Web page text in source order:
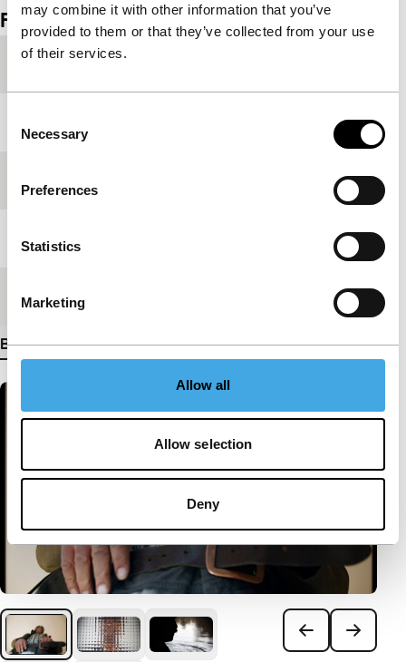
may combine it with other information that you’ve
provided to them or that they’ve collected from your use
of their services.
Selection
Necessary
Preferences
Statistics
Marketing
Allow all
Allow selection
Deny
Film details
Productieland
Lengte
Medium/Formaat
Bekijk meer details